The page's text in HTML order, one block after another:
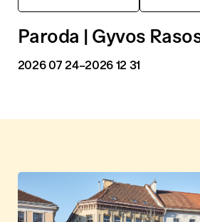
Paroda | Gyvos
2026 07 24–2026 12 31